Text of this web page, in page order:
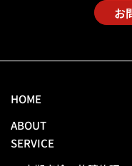
お
HOME
ABOUT
SERVICE